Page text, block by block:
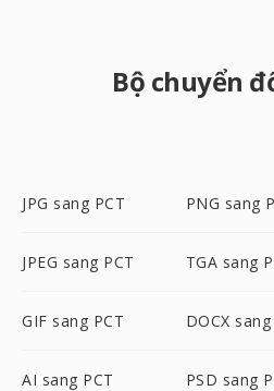
Bộ chuyển
JPG sang PCT PNG sang
JPEG sang PCT TGA sang
GIF sang PCT DOCX sang
AI sang PCT PSD sang